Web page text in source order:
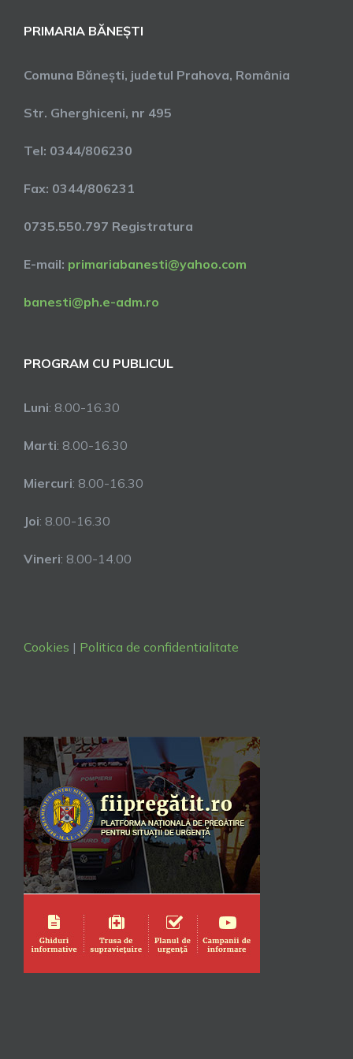
PRIMARIA BĂNEȘTI
Comuna Bănești, judetul Prahova, România
Str. Gherghiceni, nr 495
Tel: 0344/806230
Fax: 0344/806231
0735.550.797 Registratura
E-mail: primariabanesti@yahoo.com
banesti@ph.e-adm.ro
PROGRAM CU PUBLICUL
Luni: 8.00-16.30
Marti: 8.00-16.30
Miercuri: 8.00-16.30
Joi: 8.00-16.30
Vineri: 8.00-14.00
Cookies | Politica de confidentialitate